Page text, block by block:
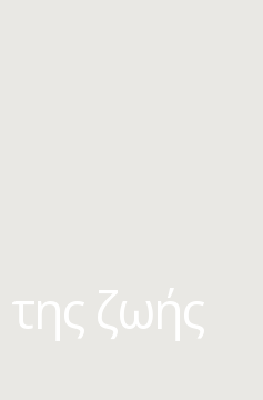
ζωής